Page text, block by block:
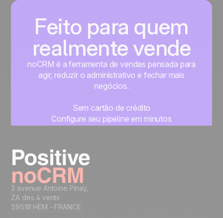
Feito para quem
realmente vende
noCRM é a ferramenta de vendas pensada para
agir, reduzir o administrativo e fechar mais
negócios.
Sem cartão de crédito
Configure seu pipeline em minutos
3 avenue Antoine Pinay,
ZA des 4 vents
59510 HEM - FRANCE